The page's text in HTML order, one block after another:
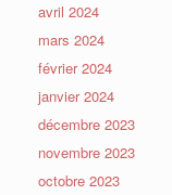
avril 2024
mars 2024
février 2024
janvier 2024
décembre 2023
novembre 2023
octobre 2023